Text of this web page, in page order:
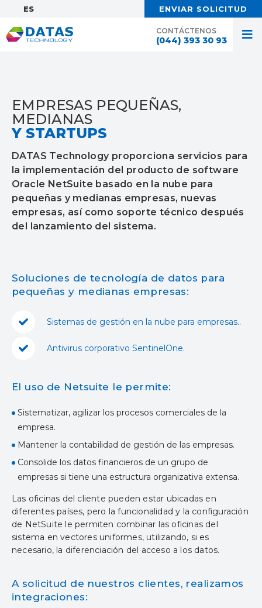
CONTÁCTENOS
(044) 393 30 93
ES: ENVIAR SOLICITUD
EMPRESAS PEQUEÑAS,
MEDIANAS
Y STARTUPS
DATAS Technology proporciona servicios para
la implementación del producto de software
Oracle NetSuite basado en la nube para
pequeñas y medianas empresas, nuevas
empresas, así como soporte técnico después
del lanzamiento del sistema.
Soluciones de tecnología de datos para
pequeñas y medianas empresas:
Sistemas de gestión en la nube para empresas..
Antivirus corporativo SentinelOne.
El uso de Netsuite le permite:
Sistematizar, agilizar los procesos comerciales de la
empresa.
Mantener la contabilidad de gestión de las empresas.
Consolide los datos financieros de un grupo de
empresas si tiene una estructura organizativa extensa.
Las oficinas del cliente pueden estar ubicadas en
diferentes países, pero la funcionalidad y la configuración
de NetSuite le permiten combinar las oficinas del
sistema en vectores uniformes, utilizando, si es
necesario, la diferenciación del acceso a los datos.
A solicitud de nuestros clientes, realizamos
integraciones: